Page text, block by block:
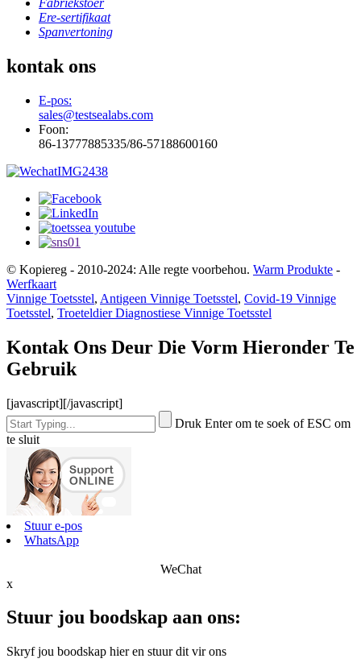
Ere-sertifikaat
Spanvertoning
kontak ons
E-pos:
sales@testsealabs.com
Foon:
86-13777885335/86-57188600160
© Kopiereg - 2010-2024: Alle regte voorbehou. Warm Produkte -
Werfkaart
Vinnige Toetsstel, Antigeen Vinnige Toetsstel, Covid-19 Vinnige
Toetsstel, Troeteldier Diagnostiese Vinnige Toetsstel
Kontak Ons Deur Die Vorm Hieronder Te
Gebruik
[javascript][/javascript]
Druk Enter om te soek of ESC om
te sluit
Stuur e-pos
WhatsApp
WeChat
x
Stuur jou boodskap aan ons:
Skryf jou boodskap hier en stuur dit vir ons